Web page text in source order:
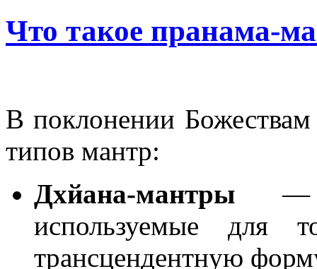
Что такое пранама-
В поклонении
типов мантр:
Дхйана-мантры ―
используемые для
трансцендентную